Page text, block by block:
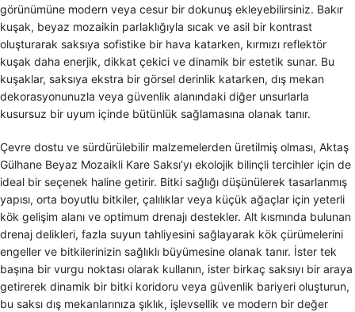
görünümüne modern veya cesur bir dokunuş ekleyebilirsiniz. Bakır
kuşak, beyaz mozaikin parlaklığıyla sıcak ve asil bir kontrast
oluşturarak saksıya sofistike bir hava katarken, kırmızı reflektör
kuşak daha enerjik, dikkat çekici ve dinamik bir estetik sunar. Bu
kuşaklar, saksıya ekstra bir görsel derinlik katarken, dış mekan
dekorasyonunuzla veya güvenlik alanındaki diğer unsurlarla
kusursuz bir uyum içinde bütünlük sağlamasına olanak tanır.
Çevre dostu ve sürdürülebilir malzemelerden üretilmiş olması, Aktaş
Gülhane Beyaz Mozaikli Kare Saksı’yı ekolojik bilinçli tercihler için de
ideal bir seçenek haline getirir. Bitki sağlığı düşünülerek tasarlanmış
yapısı, orta boyutlu bitkiler, çalılıklar veya küçük ağaçlar için yeterli
kök gelişim alanı ve optimum drenajı destekler. Alt kısmında bulunan
drenaj delikleri, fazla suyun tahliyesini sağlayarak kök çürümelerini
engeller ve bitkilerinizin sağlıklı büyümesine olanak tanır. İster tek
başına bir vurgu noktası olarak kullanın, ister birkaç saksıyı bir araya
getirerek dinamik bir bitki koridoru veya güvenlik bariyeri oluşturun,
bu saksı dış mekanlarınıza şıklık, işlevsellik ve modern bir değer